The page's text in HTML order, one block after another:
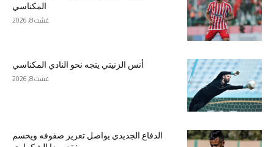
المكناسي
غشت 8, 2026
أنس الزنيتي يتجه نحو النادي المكناسي
غشت 8, 2026
الدفاع الجديدي يواصل تعزيز صفوفه ويحسم